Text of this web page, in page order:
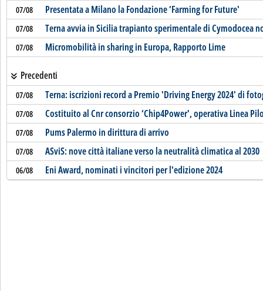
07/08 Presentata a Milano la Fondazione ‘Farming for Future'
07/08 Terna avvia in Sicilia trapianto sperimentale di Cymodocea
07/08 Micromobilità in sharing in Europa, Rapporto Lime
Precedenti
07/08 Terna: iscrizioni record a Premio 'Driving Energy 2024' di
07/08 Costituito al Cnr consorzio ‘Chip4Power', operativa Linea
07/08 Pums Palermo in dirittura di arrivo
07/08 ASviS: nove città italiane verso la neutralità climatica al 2030
06/08 Eni Award, nominati i vincitori per l'edizione 2024